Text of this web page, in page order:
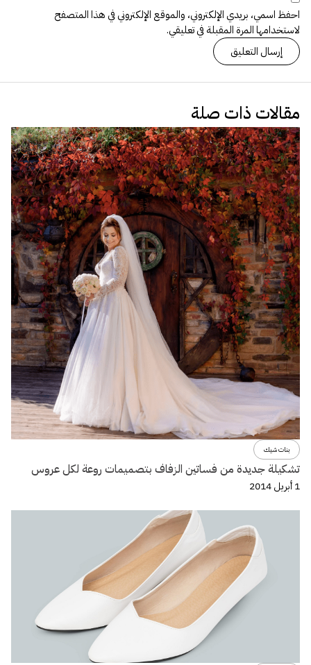
احفظ اسمي، بريدي الإلكتروني، والموقع الإلكتروني في هذا المتصفح
لاستخدامها المرة المقبلة في تعليقي.
مقالات ذات صلة
بنات شيك
تشكيلة جديدة من فساتين الزفاف بتصميمات روعة لكل عروس
1 أبريل 2014